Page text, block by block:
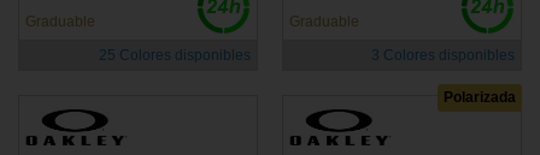
Graduable
25 Colores disponibles
Graduable
3 Colores disponibles
Polarizada